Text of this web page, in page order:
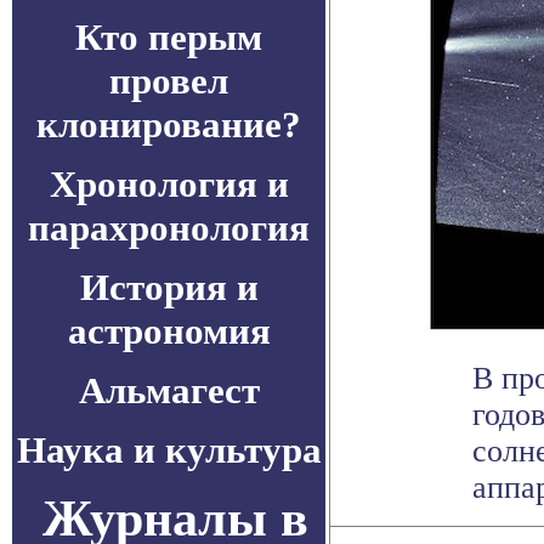
Кто перым
провел
клонирование?
Хронология и
парахронология
История и
астрономия
Альмагест
Наука и культура
Журналы в
В